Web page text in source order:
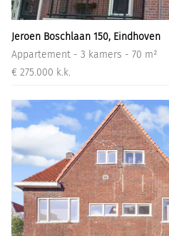
Jeroen Boschlaan 150, Eindhoven
Appartement - 3 kamers - 70 m²
€ 275.000 k.k.